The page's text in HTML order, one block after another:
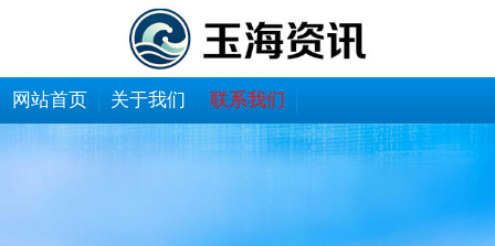
网站首页 关于我们 联系我们